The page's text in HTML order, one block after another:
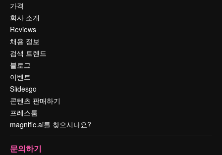
가격
회사 소개
Reviews
채용 정보
검색 트렌드
블로그
이벤트
Slidesgo
콘텐츠 판매하기
프레스룸
magnific.ai를 찾으시나요?
문의하기